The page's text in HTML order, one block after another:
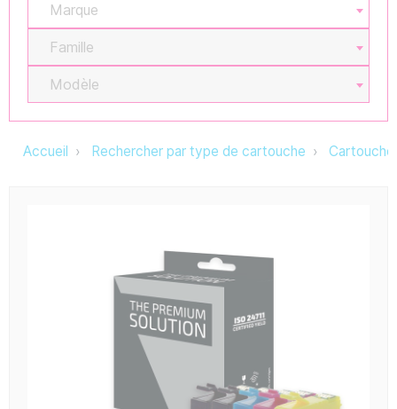
Marque
Famille
Modèle
Accueil Rechercher par type de cartouche